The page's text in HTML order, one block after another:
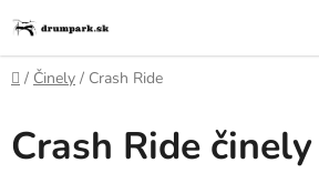
na
obsah
Domov
/ Činely / Crash Ride
Crash Ride činely